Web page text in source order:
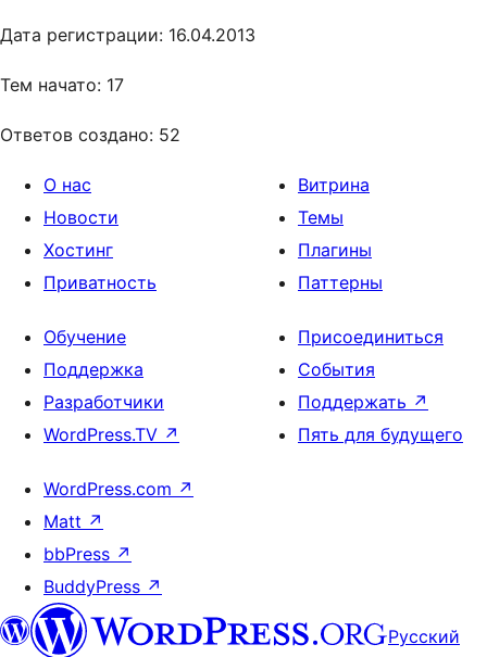
Дата регистрации: 16.04.2013
Тем начато: 17
Ответов создано: 52
О нас
Новости
Хостинг
Приватность
Витрина
Темы
Плагины
Паттерны
Обучение
Поддержка
Разработчики
WordPress.TV ↗
Присоединиться
События
Поддержать ↗
Пять для будущего
WordPress.com ↗
Matt ↗
bbPress ↗
BuddyPress ↗
Русский